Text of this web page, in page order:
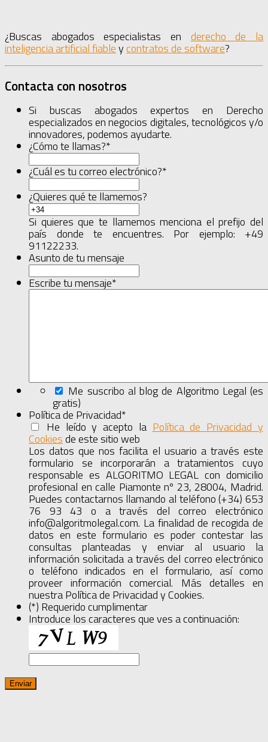
¿Buscas abogados especialistas en derecho de la
inteligencia artificial fiableycontratos de software?
Contacta con nosotros
Si buscas abogados expertos en Derecho
especializados en negocios digitales, tecnológicos y/o
innovadores, podemos ayudarte.
¿Cómo te llamas?*
¿Cuál es tu correo electrónico?*
¿Quieres qué te llamemos?
Si quieres que te llamemos menciona el prefijo del
país donde te encuentres. Por ejemplo: +49
91122233.
Asunto de tu mensaje
Escribe tu mensaje*
Me suscribo al blog de Algoritmo Legal (es
gratis)
Política de Privacidad*
He leído y acepto la Política de Privacidad y
Cookiesde este sitio webel
acuerdo
completo
Los datos que nos facilita el usuario a través este
formulario se incorporarán a tratamientos cuyo
responsable es ALGORITMO LEGAL con domicilio
profesional en calle Piamonte nº 23, 28004, Madrid.
Puedes contactarnos llamando al teléfono (+34) 653
76 93 43 o a través del correo electrónico
info@algoritmolegal.com. La finalidad de recogida de
datos en este formulario es poder contestar las
consultas planteadas y enviar al usuario la
información solicitada a través del correo electrónico
o teléfono indicados en el formulario, así como
proveer información comercial. Más detalles en
nuestra Política de Privacidad y Cookies.
(*) Requerido cumplimentar
Introduce los caracteres que ves a continuación: